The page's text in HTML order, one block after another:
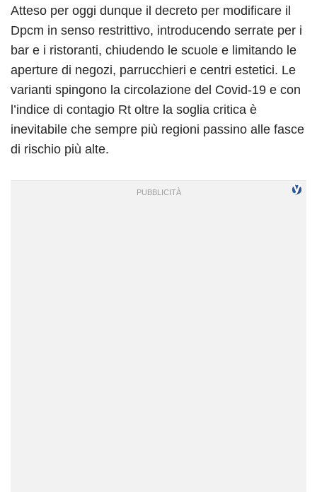
Atteso per oggi dunque il decreto per modificare il
Dpcm in senso restrittivo, introducendo serrate per i
bar e i ristoranti, chiudendo le scuole e limitando le
aperture di negozi, parrucchieri e centri estetici. Le
varianti spingono la circolazione del Covid-19 e con
l’indice di contagio Rt oltre la soglia critica è
inevitabile che sempre più regioni passino alle fasce
di rischio più alte.